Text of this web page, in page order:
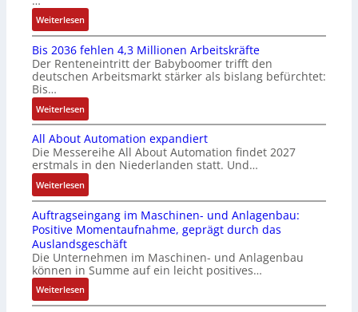
F
a
n
u
c
C
-
S
y
t
e
m
e
u
n
b
e
ä
t
i
g
R
e
i
f
e
g
a
u
l
t
i
v
r
i
b
l
e
S
e
u
e
r
u
n
e
I
n
t
e
g
r
a
t
i
o
n
v
o
n
A
G
V
u
n
Weiterlesen:
K
I
b
r
a
u
c
h
t
S
t
r
u
k
t
u
r
Bis 2036 fehlen 4,3 Millionen Arbeitskräfte
Der Renteneintritt der Babyboomer trifft den
deutschen Arbeitsmarkt stärker als bislang befürchtet:
Bis…
Weiterlesen:
B
i
s
2
0
3
6
f
e
h
l
e
n
All About Automation expandiert
Die Messereihe All About Automation findet 2027
erstmals in den Niederlanden statt. Und…
Weiterlesen:
A
l
l
A
b
o
u
t
Auftragseingang im Maschinen- und Anlagenbau:
Positive Momentaufnahme, geprägt durch das
Auslandsgeschäft
Die Unternehmen im Maschinen- und Anlagenbau
können in Summe auf ein leicht positives…
Weiterlesen:
A